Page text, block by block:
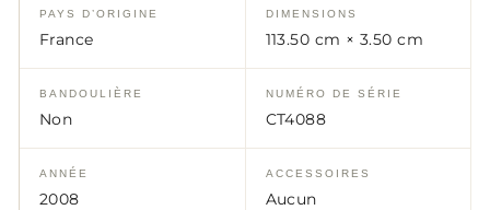
PAYS D’ORIGINE
France
DIMENSIONS
113.50 cm × 3.50 cm
BANDOULIÈRE
Non
NUMÉRO DE SÉRIE
CT4088
ANNÉE
2008
ACCESSOIRES
Aucun